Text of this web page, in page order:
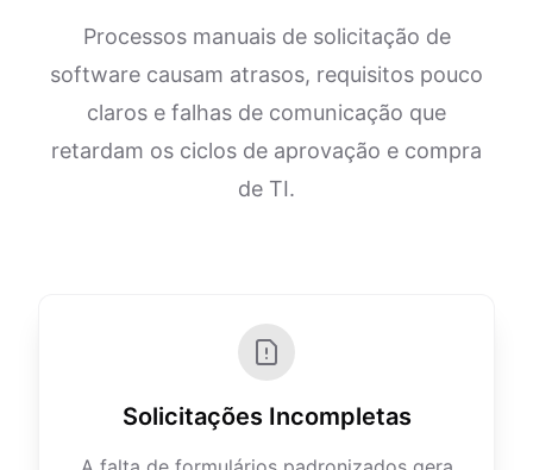
Processos manuais de solicitação de
software causam atrasos, requisitos pouco
claros e falhas de comunicação que
retardam os ciclos de aprovação e compra
de TI.
Solicitações Incompletas